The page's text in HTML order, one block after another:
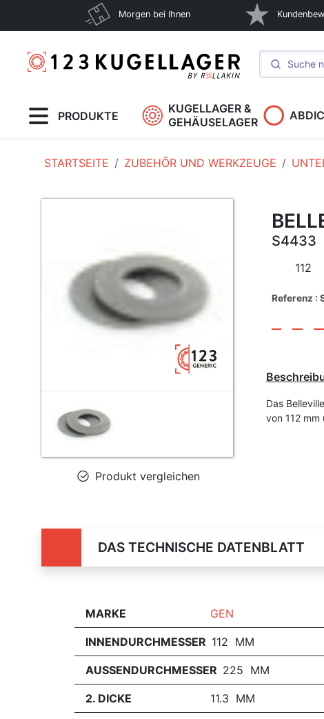
Morgen bei Ihnen
PRODUKTE
KUGELLAGER &
GEHÄUSELAGER
STARTSEITE ZUBEHÖR UND WERKZEUGE
Produkt vergleichen
S4433
112
Referenz :
Das
von 112
DAS TECHNISCHE DATENBLATT
MARKE GEN
INNENDURCHMESSER 112 MM
AUSSENDURCHMESSER 225 MM
2. DICKE 11.3 MM